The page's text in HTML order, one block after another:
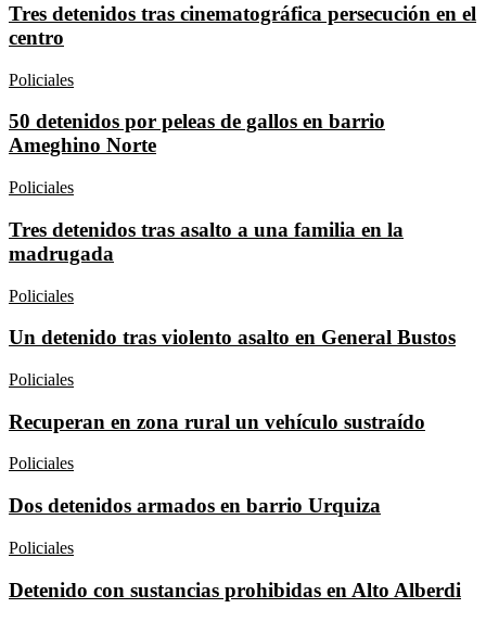
Tres detenidos tras cinematográfica persecución en el
centro
Policiales
50 detenidos por peleas de gallos en barrio
Ameghino Norte
Policiales
Tres detenidos tras asalto a una familia en la
madrugada
Policiales
Un detenido tras violento asalto en General Bustos
Policiales
Recuperan en zona rural un vehículo sustraído
Policiales
Dos detenidos armados en barrio Urquiza
Policiales
Detenido con sustancias prohibidas en Alto Alberdi